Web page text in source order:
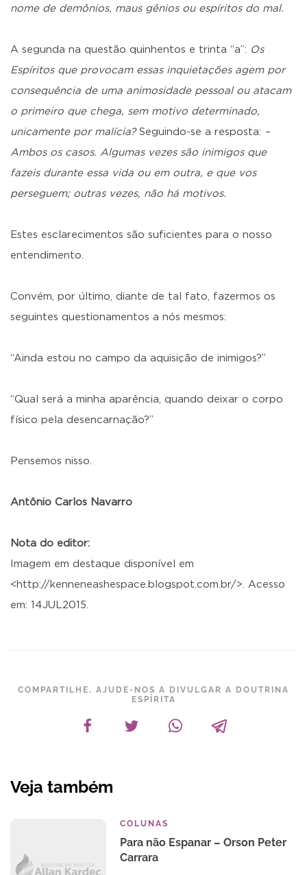
nome de demônios, maus gênios ou espíritos do mal.
A segunda na questão quinhentos e trinta “a”: Os
Espíritos que provocam essas inquietações agem por
consequência de uma animosidade pessoal ou atacam
o primeiro que chega, sem motivo determinado,
unicamente por malícia? Seguindo-se a resposta: –
Ambos os casos. Algumas vezes são inimigos que
fazeis durante essa vida ou em outra, e que vos
perseguem; outras vezes, não há motivos.
Estes esclarecimentos são suficientes para o nosso
entendimento.
Convém, por último, diante de tal fato, fazermos os
seguintes questionamentos a nós mesmos:
“Ainda estou no campo da aquisição de inimigos?”
“Qual será a minha aparência, quando deixar o corpo
físico pela desencarnação?”
Pensemos nisso.
Antônio Carlos Navarro
Nota do editor:
Imagem em destaque disponível em
<http://kenneneashespace.blogspot.com.br/>. Acesso
em: 14JUL2015.
COMPARTILHE, AJUDE-NOS A DIVULGAR A DOUTRINA
ESPÍRITA
Veja também
COLUNAS
Para não Espanar – Orson Peter
Carrara